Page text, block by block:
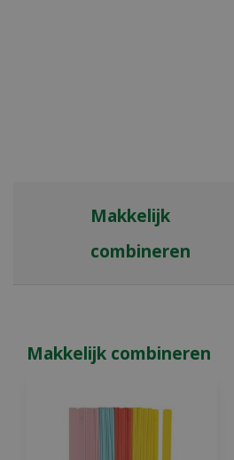
Makkelijk
combineren
Makkelijk combineren